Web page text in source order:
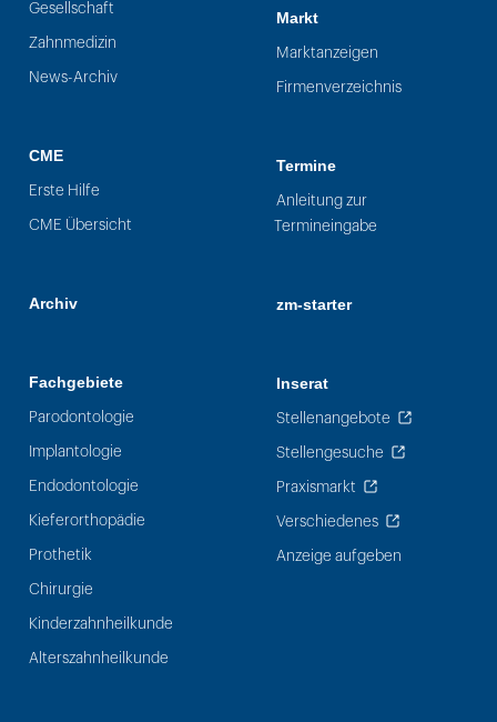
Gesellschaft
Zahnmedizin
News-Archiv
CME
Erste Hilfe
CME Übersicht
Archiv
Fachgebiete
Parodontologie
Implantologie
Endodontologie
Kieferorthopädie
Prothetik
Chirurgie
Kinderzahnheilkunde
Alterszahnheilkunde
Markt
Marktanzeigen
Firmenverzeichnis
Termine
Anleitung zur
Termineingabe
zm-starter
Inserat
Stellenangebote
Stellengesuche
Praxismarkt
Verschiedenes
Anzeige aufgeben